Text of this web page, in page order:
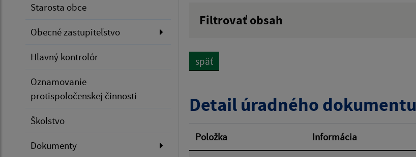
Starosta obce
Obecné zastupiteľstvo
Hlavný kontrolór
Oznamovanie
protispoločenskej činnosti
Školstvo
Dokumenty
Filtrovať obsah
Filtrovať
späť
Detail úradného dokumentu
Položka Informácia